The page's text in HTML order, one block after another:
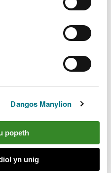
Dangos Manylion
popeth
yn unig
Weithredu
haenau
fel dyfnder mawn,
cynefinoedd, ac
darparu data ar
adfer'. Wrth glicio ar
a’r pecyn ariannu a
eisoes yn boblogaidd,
ers 2022. Mae
dros 100 o dechnegau